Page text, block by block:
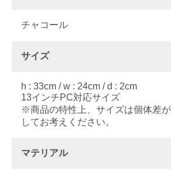
チャコール
サイズ
h : 33cm / w : 24cm / d : 2cm
13インチPC対応サイズ
※商品の特性上、サイズは個体差
してお考えください。
マテリアル